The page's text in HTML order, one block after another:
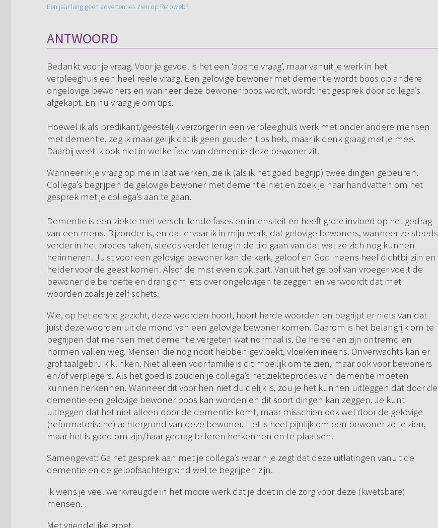
Een jaar lang geen advertenties zien op Refoweb?
ANTWOORD
Bedankt voor je vraag. Voor je gevoel is het een ‘aparte vraag’, maar vanuit je werk in het
verpleeghuis een heel reële vraag. Een gelovige bewoner met dementie wordt boos op andere
ongelovige bewoners en wanneer deze bewoner boos wordt, wordt het gesprek door collega’s
afgekapt. En nu vraag je om tips.
Hoewel ik als predikant/geestelijk verzorger in een verpleeghuis werk met onder andere mensen
met dementie, zeg ik maar gelijk dat ik geen gouden tips heb, maar ik denk graag met je mee.
Daarbij weet ik ook niet in welke fase van dementie deze bewoner zit.
Wanneer ik je vraag op me in laat werken, zie ik (als ik het goed begrijp) twee dingen gebeuren.
Collega’s begrijpen de gelovige bewoner met dementie niet en zoek je naar handvatten om het
gesprek met je collega’s aan te gaan.
Dementie is een ziekte met verschillende fases en intensiteit en heeft grote invloed op het gedrag
van een mens. Bijzonder is, en dat ervaar ik in mijn werk, dat gelovige bewoners, wanneer ze steeds
verder in het proces raken, steeds verder terug in de tijd gaan van dat wat ze zich nog kunnen
herinneren. Juist voor een gelovige bewoner kan de kerk, geloof en God ineens heel dichtbij zijn en
helder voor de geest komen. Alsof de mist even opklaart. Vanuit het geloof van vroeger voelt de
bewoner de behoefte en drang om iets over ongelovigen te zeggen en verwoordt dat met
woorden zoals je zelf schets.
Wie, op het eerste gezicht, deze woorden hoort, hoort harde woorden en begrijpt er niets van dat
juist deze woorden uit de mond van een gelovige bewoner komen. Daarom is het belangrijk om te
begrijpen dat mensen met dementie vergeten wat normaal is. De hersenen zijn ontremd en
normen vallen weg. Mensen die nog nooit hebben gevloekt, vloeken ineens. Onverwachts kan er
grof taalgebruik klinken. Niet alleen voor familie is dit moeilijk om te zien, maar ook voor bewoners
en/of verplegers. Als het goed is zouden je collega’s het ziekteproces van dementie moeten
kunnen herkennen. Wanneer dit voor hen niet duidelijk is, zou je het kunnen uitleggen dat door de
dementie een gelovige bewoner boos kan worden en dit soort dingen kan zeggen. Je kunt
uitleggen dat het niet alleen door de dementie komt, maar misschien ook wel door de gelovige
(reformatorische) achtergrond van deze bewoner. Het is heel pijnlijk om een bewoner zo te zien,
maar het is goed om zijn/haar gedrag te leren herkennen en te plaatsen.
Samengevat: Ga het gesprek aan met je collega’s waarin je zegt dat deze uitlatingen vanuit de
dementie en de geloofsachtergrond wel te begrijpen zijn.
Ik wens je veel werkvreugde in het mooie werk dat je doet in de zorg voor deze (kwetsbare)
mensen.
Met vriendelijke groet,